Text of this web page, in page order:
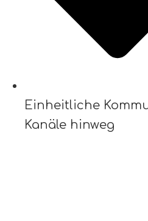
Einheitliche
Kanäle hinweg